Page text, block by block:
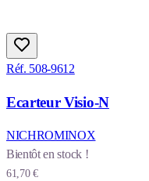
Réf. 508-9612
Ecarteur Visio-N
NICHROMINOX
Bientôt en stock !
61,70 €